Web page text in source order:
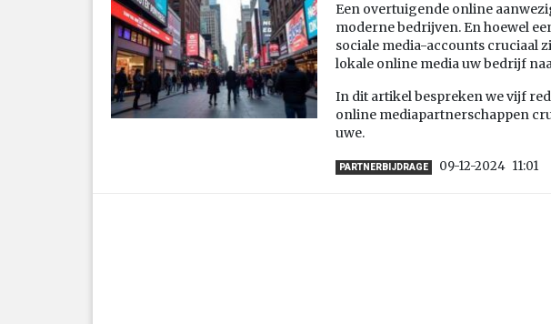
Een overtuigende online
moderne bedrijven. En hoewel
sociale media-accounts cruciaal
lokale online media uw bedrijf
In dit artikel bespreken we vijf
online mediapartnerschappen
uwe.
PARTNERBIJDRAGE 09-12-2024 11:01